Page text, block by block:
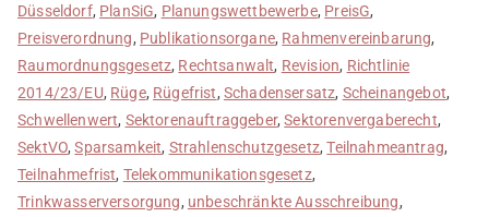
Düsseldorf, PlanSiG, Planungswettbewerbe, PreisG,
Preisverordnung, Publikationsorgane, Rahmenvereinbarung,
Raumordnungsgesetz, Rechtsanwalt, Revision, Richtlinie
2014/23/EU, Rüge, Rügefrist, Schadensersatz, Scheinangebot,
Schwellenwert, Sektorenauftraggeber,Sektorenvergaberecht,
SektVO,Sparsamkeit, Strahlenschutzgesetz,Teilnahmeantrag,
Teilnahmefrist, Telekommunikationsgesetz,
Trinkwasserversorgung, unbeschränkte Ausschreibung,